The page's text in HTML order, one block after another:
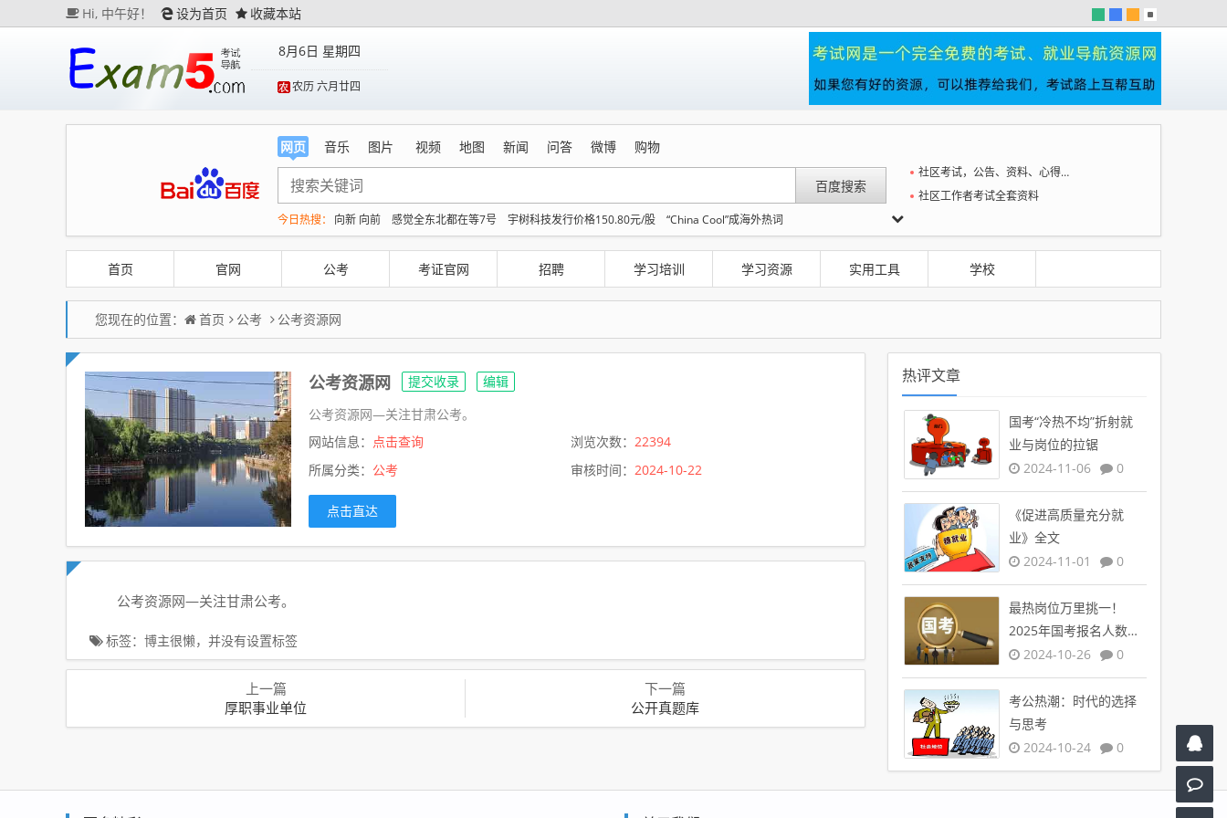
Hi, 中午好！ 设为首页 收藏本站
8月6日 星期四
农历 六月廿四
网页 音乐 图片 视频 地图 新闻 问答 微博 购物
今日热搜： 向新 向前 感觉全东北都在等7号 宇树科技发行价格150.80元/股
“China Cool”成海外热词
DeepSeek、腾讯等获宇树科技战略配售
起底浙江如是书院：导师为传销头目
女子利用漏洞0元买了3千台电器
台风白海豚或吞掉台风鲸鱼
中国五箭齐发反制美国 官方回应献血屋不让市民入内躲雨
社区考试，公告、资料、心得一站全
社区工作者考试全套资料
首页 官网 公考 考证官网 招聘 学习培训 学习资源 实用工具 学校
您现在的位置： 首页 公考 公考资源网
公考资源网 提交收录
编辑
公考资源网—关注甘肃公考。
网站信息： 点击查询 浏览次数： 22394
所属分类： 公考 审核时间： 2024-10-22
点击直达
公考资源网—关注甘肃公考。
标签：博主很懒，并没有设置标签
上一篇
厚职事业单位
下一篇
公开真题库
热评文章
国考“冷热不均”折射就
业与岗位的拉锯
2024-11-06
0
《促进高质量充分就
业》全文
2024-11-01
0
最热岗位万里挑一！
2025年国考报名人数创
新高2024-10-26 0
考公热潮：时代的选择
与思考
2024-10-24
0